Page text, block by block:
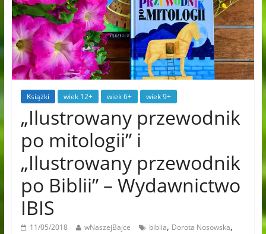
Książki wiek 12+ wiek 6+ wiek 9+
„Ilustrowany przewodnik
po mitologii” i
„Ilustrowany przewodnik
po Biblii” – Wydawnictwo
IBIS
11/05/2018 wNaszejBajce biblia, Dorota Nosowska,